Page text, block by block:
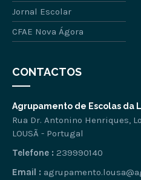
Jornal Escolar
CFAE Nova Ágora
CONTACTOS
Agrupamento de Escolas da
Rua Dr. Antonino Henriques,
LOUSÃ - Portugal
Telefone : 239990140
Email :